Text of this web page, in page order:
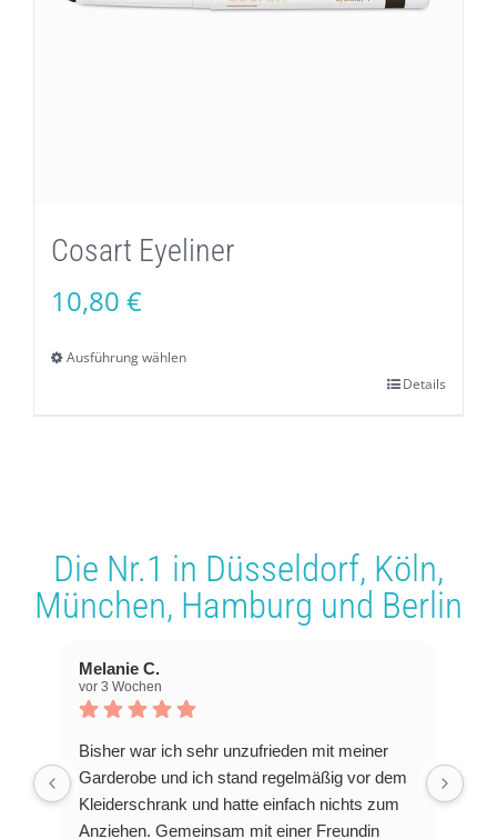
Cosart Eyeliner
10,80 €
Ausführung wählen
auf.
Die
können
Produktseite
gewählt
Details
Die Nr.1 in Düsseldorf, Köln,
München, Hamburg und Berlin
Melanie C.
vor 3 Wochen
Bisher war ich sehr unzufrieden mit meiner
Garderobe und ich stand regelmäßig vor dem
Kleiderschrank und hatte einfach nichts zum
Anziehen. Gemeinsam mit einer Freundin